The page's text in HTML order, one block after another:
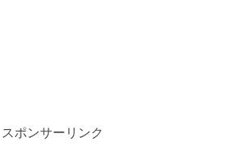
スポンサーリンク